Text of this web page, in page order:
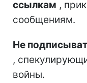
ссылкам ,
сообщениям.
Не
,
войны.